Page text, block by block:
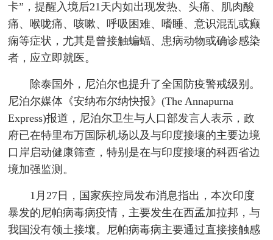
卡”，提醒入境后21天内如出现发热、头痛、肌肉酸
痛、喉咙痛、咳嗽、呼吸困难、嗜睡、意识混乱或癫
痫等症状，尤其是曾接触蝙蝠、患病动物或确诊感染
者，应立即就医。
除泰国外，尼泊尔也提升了全国防疫警戒级别。
尼泊尔媒体《安纳布尔纳快报》(The Annapurna
Express)报道，尼泊尔卫生与人口部发言人表示，政
府已在特里布万国际机场以及与印度接壤的主要边境
口岸启动健康筛查，特别是在与印度接壤的科西省边
境加强监测。
1月27日，国家疾控局发布消息指出，本次印度
暴发的尼帕病毒病疫情，主要发生在西孟加拉邦，与
我国没有领土接壤。尼帕病毒病主要通过直接接触感